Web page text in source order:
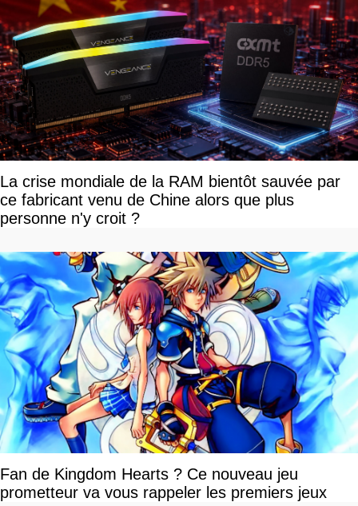
La crise mondiale de la RAM bientôt sauvée par
ce fabricant venu de Chine alors que plus
personne n'y croit ?
Fan de Kingdom Hearts ? Ce nouveau jeu
prometteur va vous rappeler les premiers jeux